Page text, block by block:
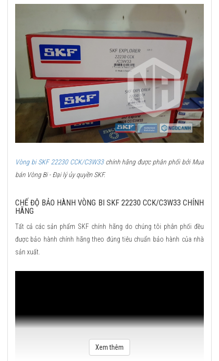
Vòng bi SKF 22230 CCK/C3W33chính hãng được phân phối bởi Mua
bán Vòng Bi - Đại lý ủy quyền SKF.
CHẾ ĐỘ BẢO HÀNH VÒNG BI SKF 22230 CCK/C3W33 CHÍNH
HÃNG
Tất cả các sản phẩm SKF chính hãng do chúng tôi phân phối đều
được bảo hành chính hãng theo đúng tiêu chuẩn bảo hành của nhà
sản xuất.
Xem thêm